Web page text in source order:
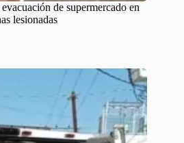
de supermercado en
lesionadas